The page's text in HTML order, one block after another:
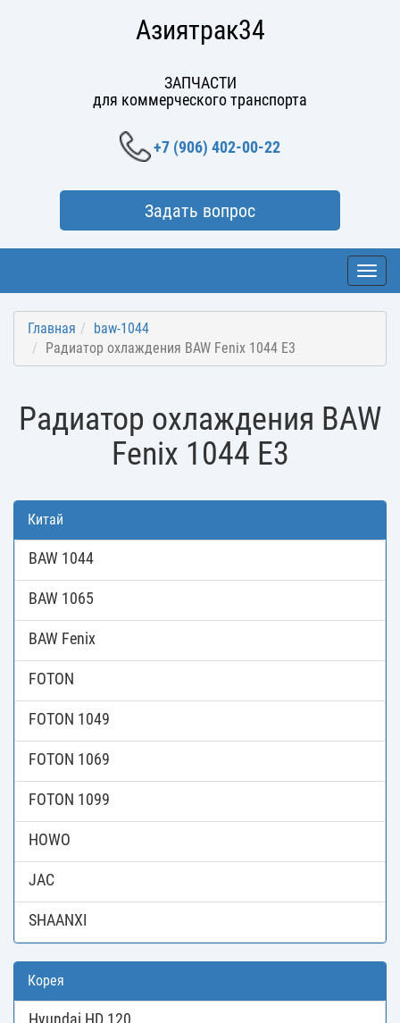
Азиятрак34
ЗАПЧАСТИ
для коммерческого транспорта
+7 (906) 402-00-22
Задать вопрос
Главная
baw-1044
Радиатор охлаждения BAW Fenix 1044 E3
Радиатор охлаждения BAW
Fenix 1044 E3
Китай
BAW 1044
BAW 1065
BAW Fenix
FOTON
FOTON 1049
FOTON 1069
FOTON 1099
HOWO
JAC
SHAANXI
Корея